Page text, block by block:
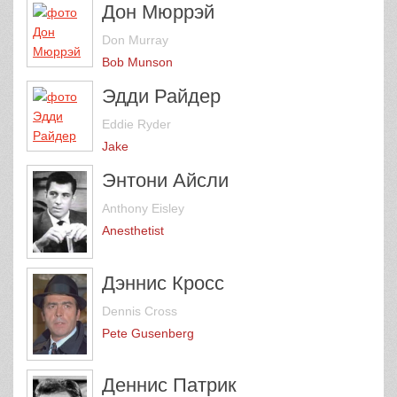
Дон Мюррэй
Don Murray
Bob Munson
Эдди Райдер
Eddie Ryder
Jake
Энтони Айсли
Anthony Eisley
Anesthetist
Дэннис Кросс
Dennis Cross
Pete Gusenberg
Деннис Патрик